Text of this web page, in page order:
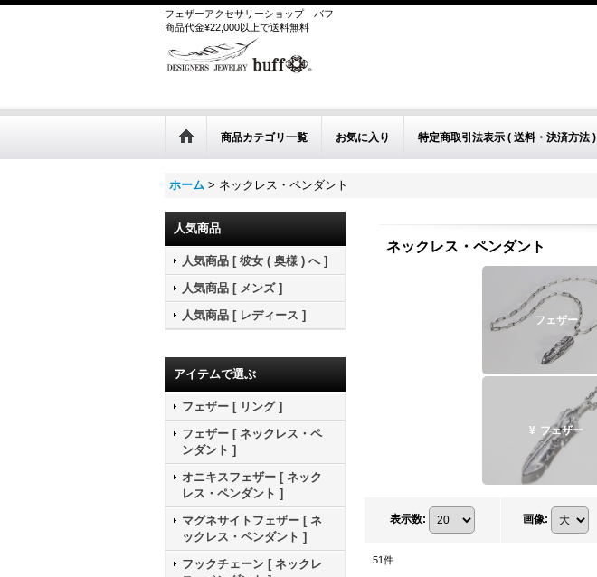
フェザーアクセサリーショップ
バフ
商品代金¥22,000以上で送料無料
商品カテゴリ一覧 お気に入り 特定商取引法表示 ( 送料・決済方法 )
ホーム > ネックレス・ペンダント
人気商品
人気商品 [ 彼女 ( 奥様 ) へ ]
人気商品 [ メンズ ]
人気商品 [ レディース ]
アイテムで選ぶ
フェザー [ リング ]
フェザー [ ネックレス・ペ
ンダント ]
オニキスフェザー [ ネック
レス・ペンダント ]
マグネサイトフェザー [ ネ
ックレス・ペンダント ]
フックチェーン [ ネックレ
ネックレス・ペンダント
フェザー
¥ フェザー
表示数: 画像:
51件